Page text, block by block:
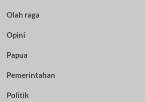
Olah raga
Opini
Papua
Pemerintahan
Politik